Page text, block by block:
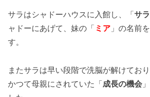
サラはシャドーハウスに入館し、「サラ
ャドーにあげて、妹の「 ミア 」の名前
す。
またサラは早い段階で洗脳が解けてお
かつて母親にされていた「成長の機会